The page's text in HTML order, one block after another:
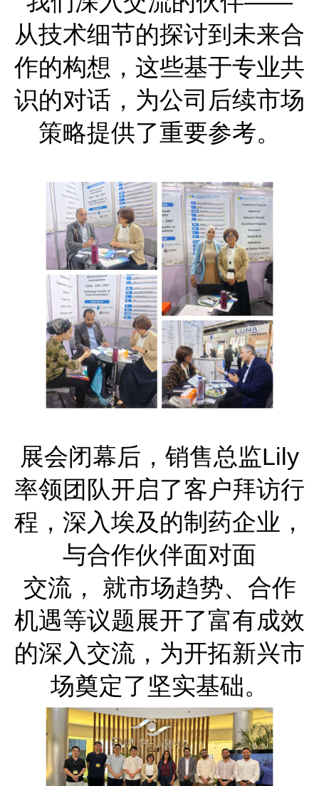
从技术细节的探讨到未来合
作的构想，这些基于专业共
识的对话，为公司后续市场
策略提供了重要参考。
展会闭幕后，销售总监Lily
率领团队开启了客户拜访行
程，深入埃及的制药企业，
与合作伙伴面对面
交流， 就市场趋势、合作
机遇等议题展开了富有成效
的深入交流，为开拓新兴市
场奠定了坚实基础。